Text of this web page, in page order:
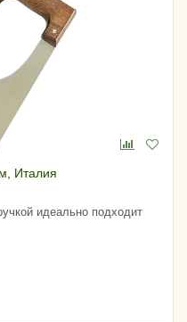
Италия
идеально подходит